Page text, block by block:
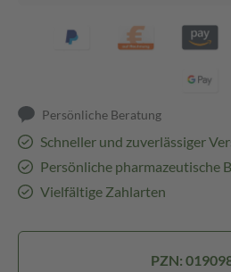
Persönliche Beratung
Schneller und zuverlässiger
Persönliche pharmazeutische
Vielfältige Zahlarten
PZN: